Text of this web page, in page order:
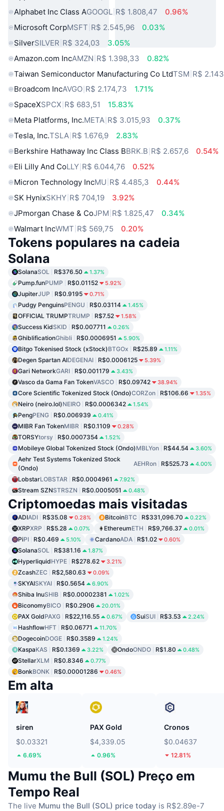
Alphabet Inc Class AGOOGL R$ 1.808,47
0.96%
Microsoft CorpMSFT R$ 2.545,96
0.03%
SilverSILVER R$ 324,03
3.05%
Amazon.com IncAMZN R$ 1.398,33
0.82%
Taiwan Semiconductor Manufacturing Co LtdTSM R$
Broadcom IncAVGO R$ 2.174,73
1.71%
SpaceXSPCX R$ 683,51
15.83%
Meta Platforms, Inc.META R$ 3.015,93
0.37%
Tesla, Inc.TSLA R$ 1.676,9
2.83%
Berkshire Hathaway Inc Class BBRK.B R$ 2.657,6
0.54%
Eli Lilly And CoLLY R$ 6.044,76
0.52%
Micron Technology IncMU R$ 4.485,3
0.44%
SK HynixSKHY R$ 704,19
3.92%
JPmorgan Chase & CoJPM R$ 1.825,47
0.34%
Walmart IncWMT R$ 569,75 0.20%
Tokens populares na cadeia
Solana
SolanaSOL R$376.50 1.37%
Pump.funPUMP R$0.01152 5.92%
JupiterJUP R$0.9195 0.71%
Pudgy PenguinsPENGU R$0.03114 1.45%
OFFICIAL TRUMPTRUMP R$7.52 1.58%
Success KidSKID R$0.007711 0.26%
GhiblificationGhibli R$0.0006951 5.90%
Bitgo Tokenised Stock (xStock)BTGOx R$25.89 1.11%
Degen Spartan AIDEGENAI R$0.0006125 5.39%
Gari NetworkGARI R$0.001179 3.43%
Vasco da Gama Fan TokenVASCO R$0.09742 38.94%
Core Scientific Tokenized Stock (Ondo)CORZon R$106.66 1.35%
Neiro (neiro.lol)NEIRO R$0.0006342 1.54%
PengPENG R$0.006939 0.41%
MIBR Fan TokenMIBR R$0.1109 0.28%
TORSYtorsy R$0.0007354 1.52%
Mobileye Global Tokenized Stock (Ondo)MBLYon R$44.54 3.60%
Aehr Test Systems Tokenized Stock
(Ondo)
AEHRon R$525.73 4.00%
LobstarLOBSTAR R$0.0004961 7.92%
Stream SZNSTRSZN R$0.0005051 0.48%
Criptomoedas mais visitadas
ADIADI R$35.08 0.28% BitcoinBTC R$331,096.70 0.22%
XRPXRP R$5.28 0.07% EthereumETH R$9,766.37 0.01%
PiPI R$0.469 5.10% CardanoADA R$1.02 0.60%
SolanaSOL R$381.16 1.87%
HyperliquidHYPE R$278.62 3.21%
ZcashZEC R$2,580.63 0.09%
SKYAISKYAI R$0.5654 6.90%
Shiba InuSHIB R$0.00002381 1.02%
BiconomyBICO R$0.2906 20.01%
PAX GoldPAXG R$22,116.55 0.67% SuiSUI R$3.53 2.24%
HashflowHFT R$0.06771 11.70%
DogecoinDOGE R$0.3589 1.24%
KaspaKAS R$0.1369 3.22% OndoONDO R$1.80 0.48%
StellarXLM R$0.8346 0.77%
BonkBONK R$0.00001286 0.46%
Em alta
siren
$0.03321
6.69%
PAX Gold
$4,339.05
0.96%
Cronos
$0.04637
12.81%
Mumu the Bull (SOL) Preço em
Tempo Real
The live Mumu the Bull (SOL) price today is R$2.89e-7